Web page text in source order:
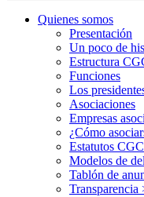
Quienes somos
Presentación
Un poco de
Estructura
Funciones
Los
Asociaciones
Empresas
¿Cómo
Estatutos CGC
Modelos de
Tablón de
Transparencia